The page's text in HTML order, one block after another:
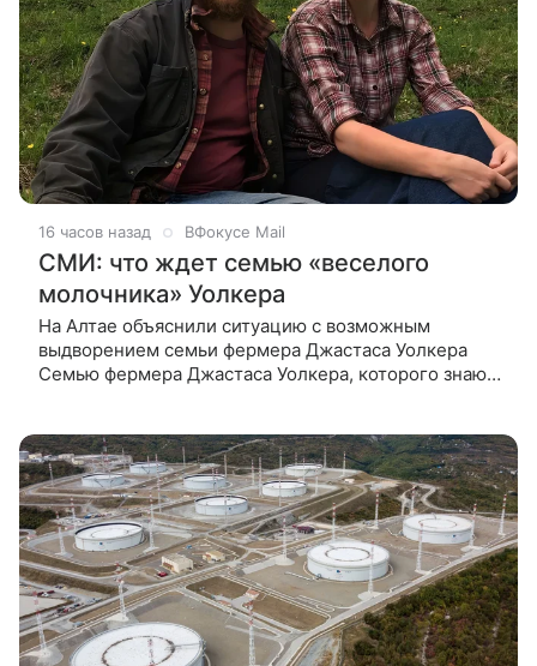
16 часов назад ВФокусе Mail
СМИ: что ждет семью «веселого
молочника» Уолкера
На Алтае объяснили ситуацию с возможным
выдворением семьи фермера Джастаса Уолкера
Семью фермера Джастаса Уолкера, которого знают